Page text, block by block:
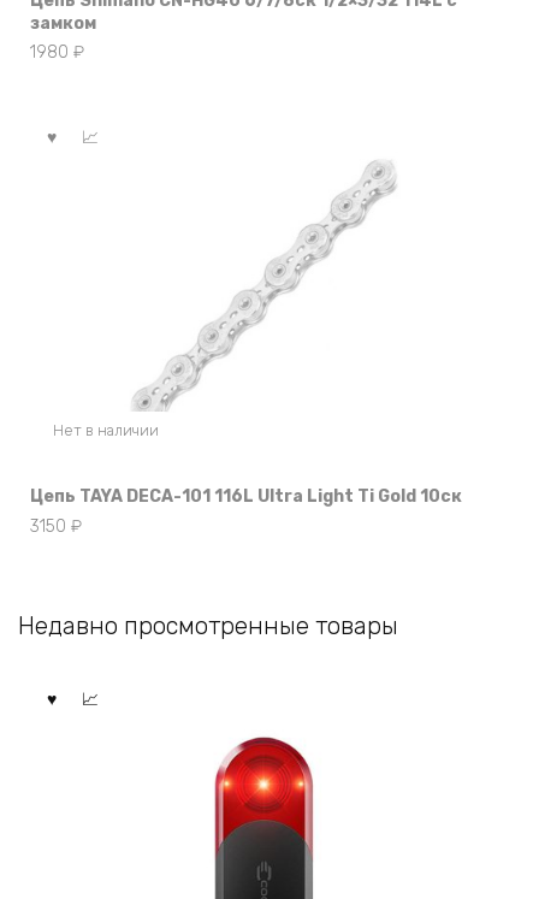
замком
1980 ₽
Нет в наличии
Цепь TAYA DECA-101 116L Ultra Light Ti Gold 10ск
3150 ₽
Недавно просмотренные товары